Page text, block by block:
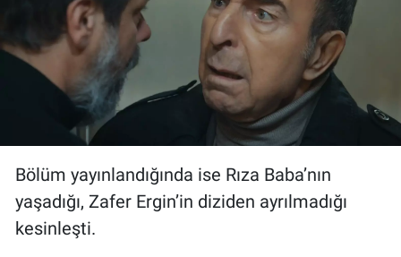
Bölüm yayınlandığında ise Rıza Baba’nın
yaşadığı, Zafer Ergin’in diziden ayrılmadığı
kesinleşti.